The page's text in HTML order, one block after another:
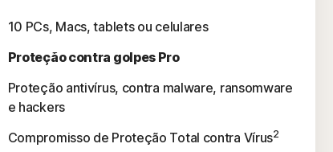
10 PCs, Macs, tablets ou celulares
Proteção contra golpes Pro
Proteção antivírus, contra malware, ransomware
e hackers
Compromisso de Proteção Total contra Vírus2